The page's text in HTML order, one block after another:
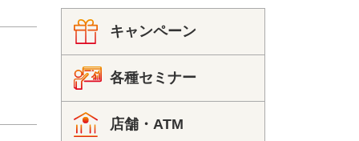
キャンペーン
各種セミナー
店舗・ATM